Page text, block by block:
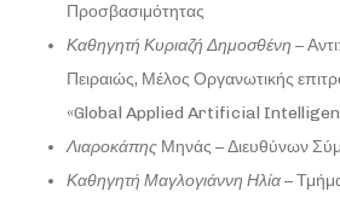
Προσβασιμότητας
Καθηγητή Κυριαζή Δημοσθένη –
Πειραιώς, Μέλος Οργανωτικής
«Global Applied Artificial
Λιαροκάπης Μηνάς – Διευθύνων
Καθηγητή Μαγλογιάννη Ηλία–